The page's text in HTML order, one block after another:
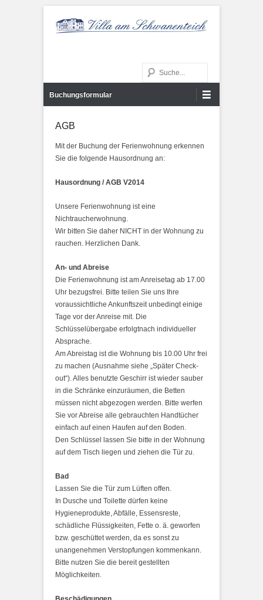
in Spremberg!Search
Buchungsformular
AGB
Mit der Buchung der Ferienwohnung erkennen
Sie die folgende Hausordnung an:
Hausordnung / AGB V2014
Unsere Ferienwohnung ist eine
Nichtraucherwohnung.
Wir bitten Sie daher NICHT in der Wohnung zu
rauchen. Herzlichen Dank.
An- und Abreise
Die Ferienwohnung ist am Anreisetag ab 17.00
Uhr bezugsfrei. Bitte teilen Sie uns Ihre
voraussichtliche Ankunftszeit unbedingt einige
Tage vor der Anreise mit. Die
Schlüsselübergabe erfolgtnach individueller
Absprache.
Am Abreistag ist die Wohnung bis 10.00 Uhr frei
zu machen (Ausnahme siehe „Später Check-
out“). Alles benutzte Geschirr ist wieder sauber
in die Schränke einzuräumen, die Betten
müssen nicht abgezogen werden. Bitte werfen
Sie vor Abreise alle gebrauchten Handtücher
einfach auf einen Haufen auf den Boden.
Den Schlüssel lassen Sie bitte in der Wohnung
auf dem Tisch liegen und ziehen die Tür zu.
Bad
Lassen Sie die Tür zum Lüften offen.
In Dusche und Toilette dürfen keine
Hygieneprodukte, Abfälle, Essensreste,
schädliche Flüssigkeiten, Fette o. ä. geworfen
bzw. geschüttet werden, da es sonst zu
unangenehmen Verstopfungen kommenkann.
Bitte nutzen Sie die bereit gestellten
Möglichkeiten.